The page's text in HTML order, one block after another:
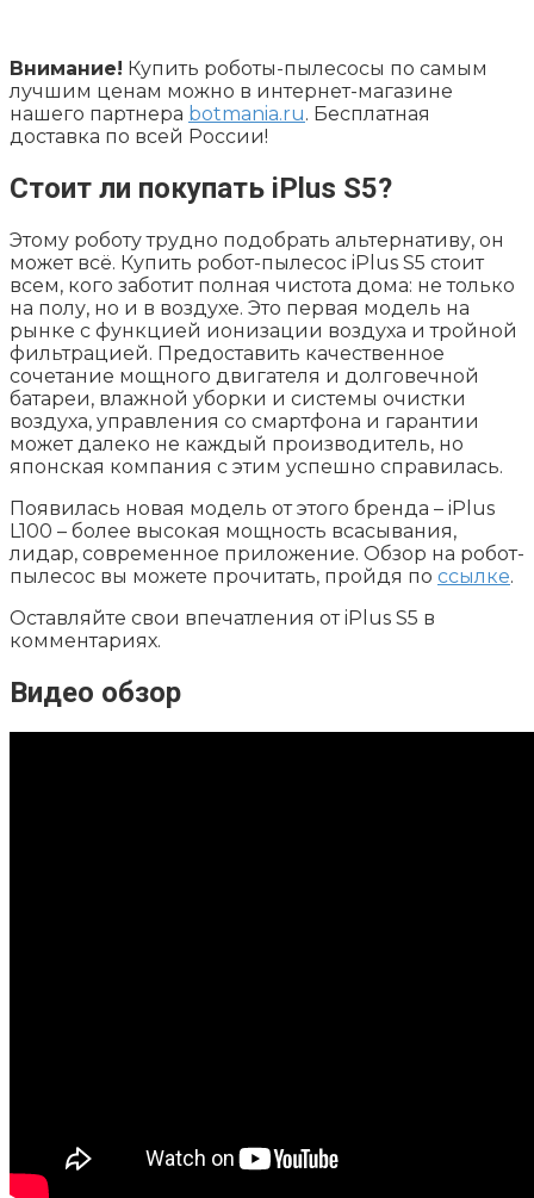
Внимание! Купить роботы-пылесосы по самым
лучшим ценам можно в интернет-магазине
нашего партнера botmania.ru. Бесплатная
доставка по всей России!
Стоит ли покупать iPlus S5?
Этому роботу трудно подобрать альтернативу, он
может всё. Купить робот-пылесос iPlus S5 стоит
всем, кого заботит полная чистота дома: не только
на полу, но и в воздухе. Это первая модель на
рынке с функцией ионизации воздуха и тройной
фильтрацией. Предоставить качественное
сочетание мощного двигателя и долговечной
батареи, влажной уборки и системы очистки
воздуха, управления со смартфона и гарантии
может далеко не каждый производитель, но
японская компания с этим успешно справилась.
Появилась новая модель от этого бренда – iPlus
L100 – более высокая мощность всасывания,
лидар, современное приложение. Обзор на робот-
пылесос вы можете прочитать, пройдя по ссылке.
Оставляйте свои впечатления от iPlus S5 в
комментариях.
Видео обзор